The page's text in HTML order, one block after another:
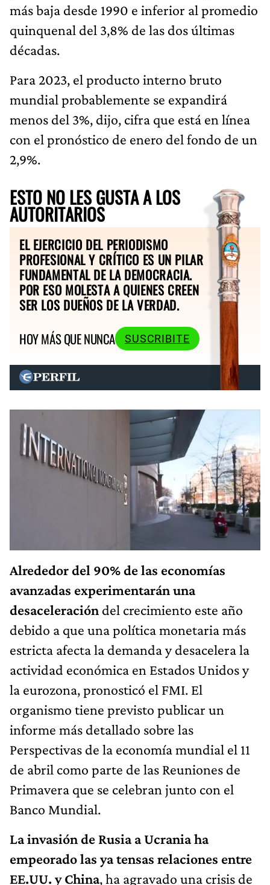
más baja desde 1990 e inferior al promedio
quinquenal del 3,8% de las dos últimas
décadas.
Para 2023, el producto interno bruto
mundial probablemente se expandirá
menos del 3%, dijo, cifra que está en línea
con el pronóstico de enero del fondo de un
2,9%.
ESTO NO LES GUSTA A LOS
AUTORITARIOS
EL EJERCICIO DEL PERIODISMO
PROFESIONAL Y CRÍTICO ES UN PILAR
FUNDAMENTAL DE LA DEMOCRACIA.
POR ESO MOLESTA A QUIENES CREEN
SER LOS DUEÑOS DE LA VERDAD.
HOY MÁS QUE NUNCA
SUSCRIBITE
Alrededor del 90% de las economías
avanzadas experimentarán una
desaceleración del crecimiento este año
debido a que una política monetaria más
estricta afecta la demanda y desacelera la
actividad económica en Estados Unidos y
la eurozona, pronosticó el FMI. El
organismo tiene previsto publicar un
informe más detallado sobre las
Perspectivas de la economía mundial el 11
de abril como parte de las Reuniones de
Primavera que se celebran junto con el
Banco Mundial.
La invasión de Rusia a Ucrania ha
empeorado las ya tensas relaciones entre
EE.UU. y China, ha agravado una crisis de